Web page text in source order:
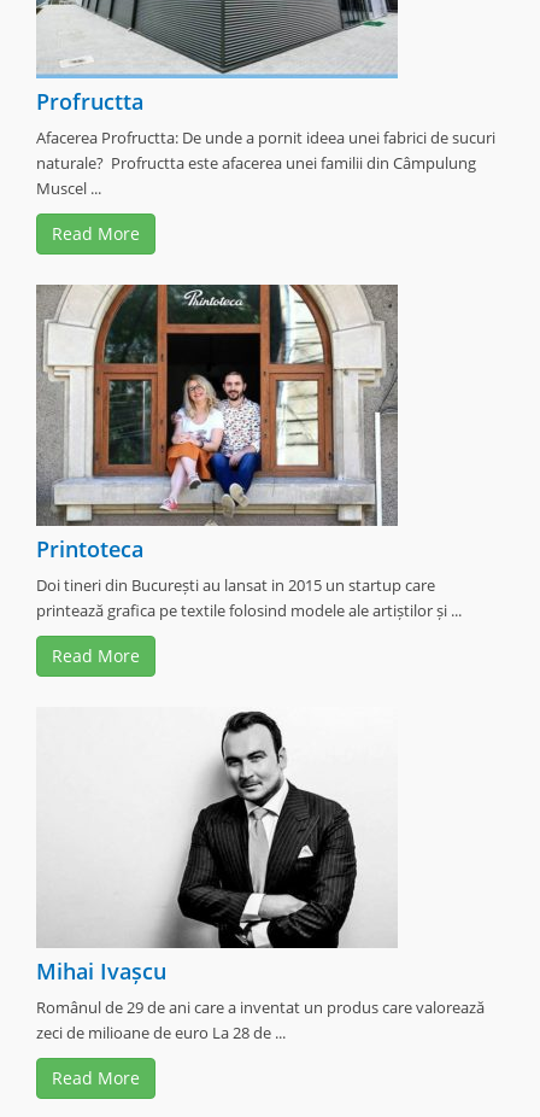
Profructta
Afacerea Profructta: De unde a pornit ideea unei fabrici de sucuri
naturale? Profructta este afacerea unei familii din Câmpulung
Muscel ...
Read More
Printoteca
Doi tineri din București au lansat in 2015 un startup care
printează grafica pe textile folosind modele ale artiștilor și ...
Read More
Mihai Ivașcu
Românul de 29 de ani care a inventat un produs care valorează
zeci de milioane de euro La 28 de ...
Read More